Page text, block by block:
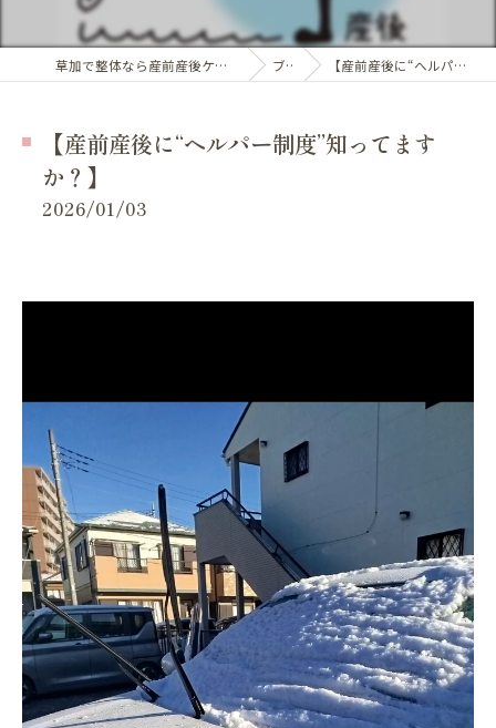
草加で整体なら産前産後ケア専門 かおりビューティサロン ブログ 【産前産後に“ヘルパー制度”知ってますか？】
【産前産後に“ヘルパー制度”知ってます
か？】
2026/01/03